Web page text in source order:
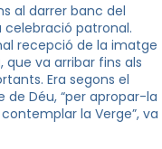
al darrer banc del
patronal.
recepció de la imatge
que va arribar fins als
Era segons el
Déu, “per apropar-la
la Verge”, va